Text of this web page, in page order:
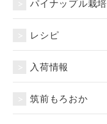
パイナップル栽培
レシピ
入荷情報
筑前もろおか